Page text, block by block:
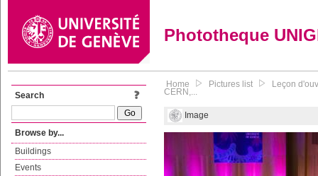
Phototheque
Search
Browse by...
Buildings
Events
Home Pictures list Leçon
CERN,...
Image